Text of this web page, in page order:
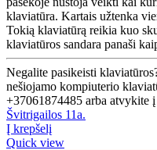
klaviatūra. Kartais užtenka
Tokią klaviatūrą reikia kuo
klaviatūros sandara panaši
Negalite pasikeisti
nešiojamo kompiuterio
+37061874485 arba atvykite į
Švitrigailos 11a.
Į krepšelį
Quick view